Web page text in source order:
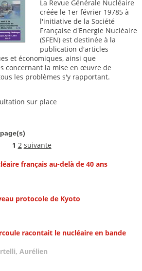
La Revue Générale Nucléaire
créée le 1er février 19785 à
l'initiative de la Société
Française d'Energie Nucléaire
(SFEN) est destinée à la
publication d'articles
et économiques, ainsi que
concernant la mise en œuvre de
les problèmes s'y rapportant.
sur place
1 2 suivante
français au-delà de 40 ans
protocole de Kyoto
racontait le nucléaire en bande
Aurélien